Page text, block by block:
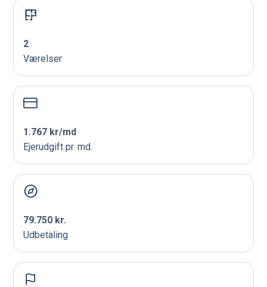
2
Værelser
1.767 kr/md
Ejerudgift pr. md.
79.750 kr.
Udbetaling